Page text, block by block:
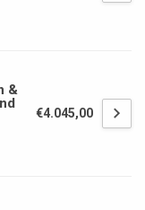
&
€4.045,00